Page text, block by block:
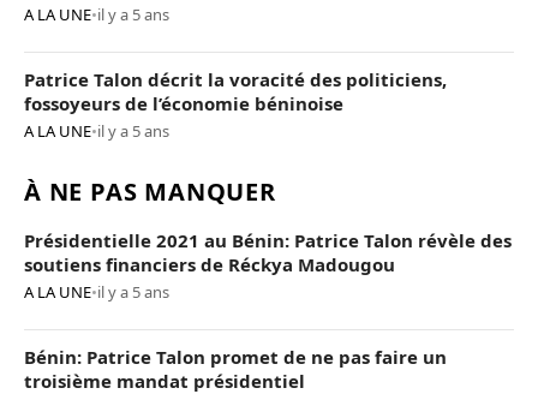
A LA UNE•il y a 5 ans
Patrice Talon décrit la voracité des politiciens,
fossoyeurs de l’économie béninoise
A LA UNE•il y a 5 ans
À NE PAS MANQUER
Présidentielle 2021 au Bénin: Patrice Talon révèle des
soutiens financiers de Réckya Madougou
A LA UNE•il y a 5 ans
Bénin: Patrice Talon promet de ne pas faire un
troisième mandat présidentiel